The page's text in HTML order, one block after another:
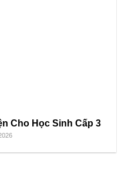
Cho Học Sinh Cấp 3